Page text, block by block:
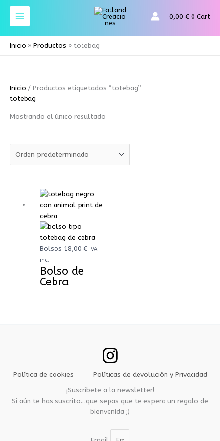
contenido
0,00 € 0 Cart
Inicio Productos totebag
Inicio / Productos etiquetados “totebag”
totebag
Mostrando el único resultado
Bolsos 18,00€ IVA
inc.
Bolso de
Cebra
Política de cookies
Políticas de devolución y Privacidad
¡Suscríbete a la newsletter!
Si aún te has suscrito…que sepas que te espera un regalo de
bienvenida ;)